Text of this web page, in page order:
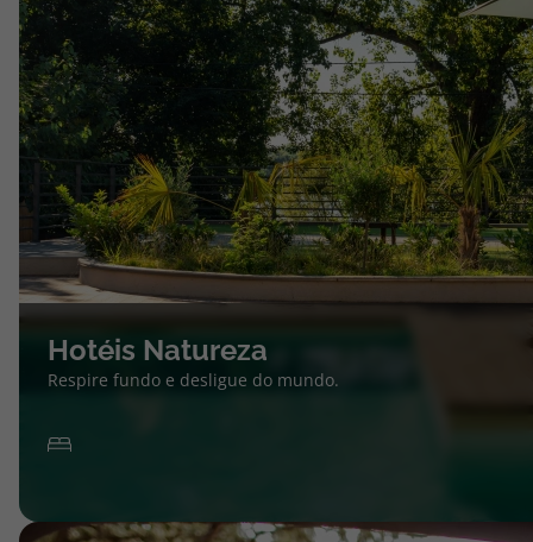
Hotéis Natureza
Respire fundo e desligue do mundo.